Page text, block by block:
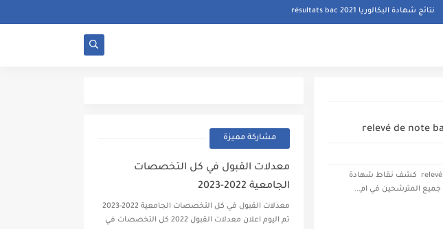
نتائج شهادة البكالوريا 2021 résultats bac
كشف نقاط شهادة البكالوريا 2023 relevé de note bac كشف نقاط شهادة
مشاركة مميزة
معدلات القبول في كل التخصصات
الجامعية 2022-2023
معدلات القبول في كل التخصصات الجامعية 2022-2023
تم اليوم اعلان معدلات القبول 2022 كل التخصصات في